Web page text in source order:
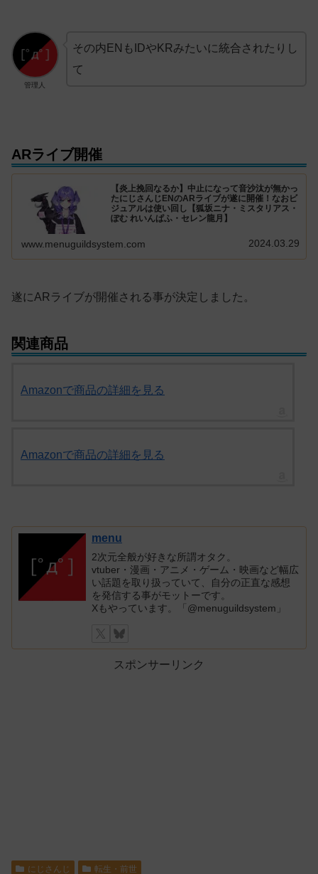
管理人
その内ENもIDやKRみたいに統合されたりし
て
ARライブ開催
【炎上挽回なるか】中止になって音沙汰が無かっ
たにじさんじENのARライブが遂に開催！なおビ
ジュアルは使い回し【狐坂ニナ・ミスタリアス・
ぽむ れいんぱふ・セレン龍月】
www.menuguildsystem.com 2024.03.29
遂にARライブが開催される事が決定しました。
関連商品
Amazonで商品の詳細を見る
Amazonで商品の詳細を見る
menu
2次元全般が好きな所謂オタク。
vtuber・漫画・アニメ・ゲーム・映画など幅広
い話題を取り扱っていて、自分の正直な感想
を発信する事がモットーです。
Xもやっています。「@menuguildsystem」
スポンサーリンク
にじさんじ 転生・前世